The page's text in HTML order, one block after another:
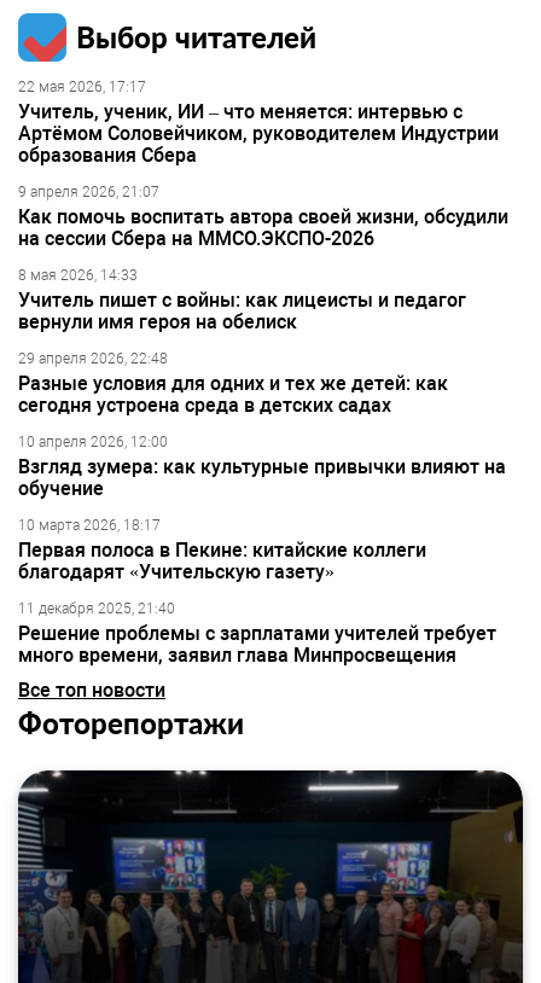
Выбор читателей
22 мая 2026, 17:17
Учитель, ученик, ИИ – что меняется: интервью с
Артёмом Соловейчиком, руководителем Индустрии
образования Сбера
9 апреля 2026, 21:07
Как помочь воспитать автора своей жизни, обсудили
на сессии Сбера на ММСО.ЭКСПО-2026
8 мая 2026, 14:33
Учитель пишет с войны: как лицеисты и педагог
вернули имя героя на обелиск
29 апреля 2026, 22:48
Разные условия для одних и тех же детей: как
сегодня устроена среда в детских садах
10 апреля 2026, 12:00
Взгляд зумера: как культурные привычки влияют на
обучение
10 марта 2026, 18:17
Первая полоса в Пекине: китайские коллеги
благодарят «Учительскую газету»
11 декабря 2025, 21:40
Решение проблемы с зарплатами учителей требует
много времени, заявил глава Минпросвещения
Все топ новости
Фоторепортажи